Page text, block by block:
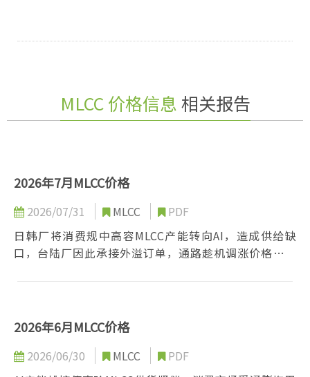
MLCC 价格信息 相关报告
2026年7月MLCC价格
2026/07/31 MLCC
PDF
日韩厂将消费规中高容MLCC产能转向AI，造成供给缺
口，台陆厂因此承接外溢订单，通路趁机调涨价格，但
位。
2026年6月MLCC价格
2026/06/30 MLCC
PDF